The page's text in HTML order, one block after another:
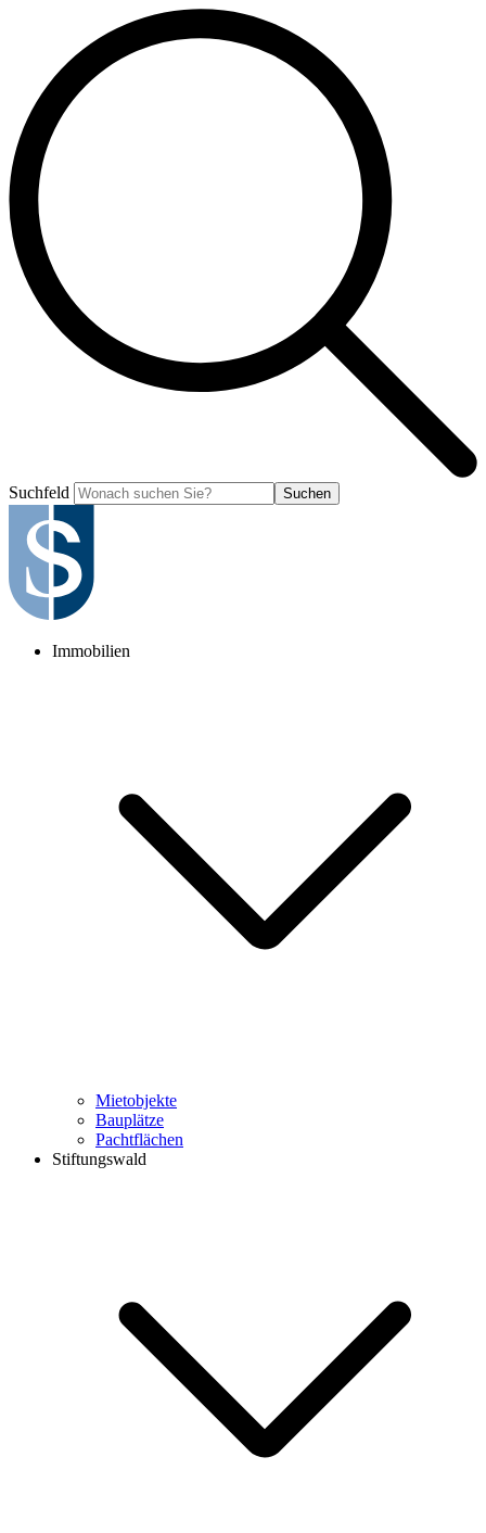
Suchfeld Suchen
Immobilien
Mietobjekte
Bauplätze
Pachtflächen
Stiftungswald